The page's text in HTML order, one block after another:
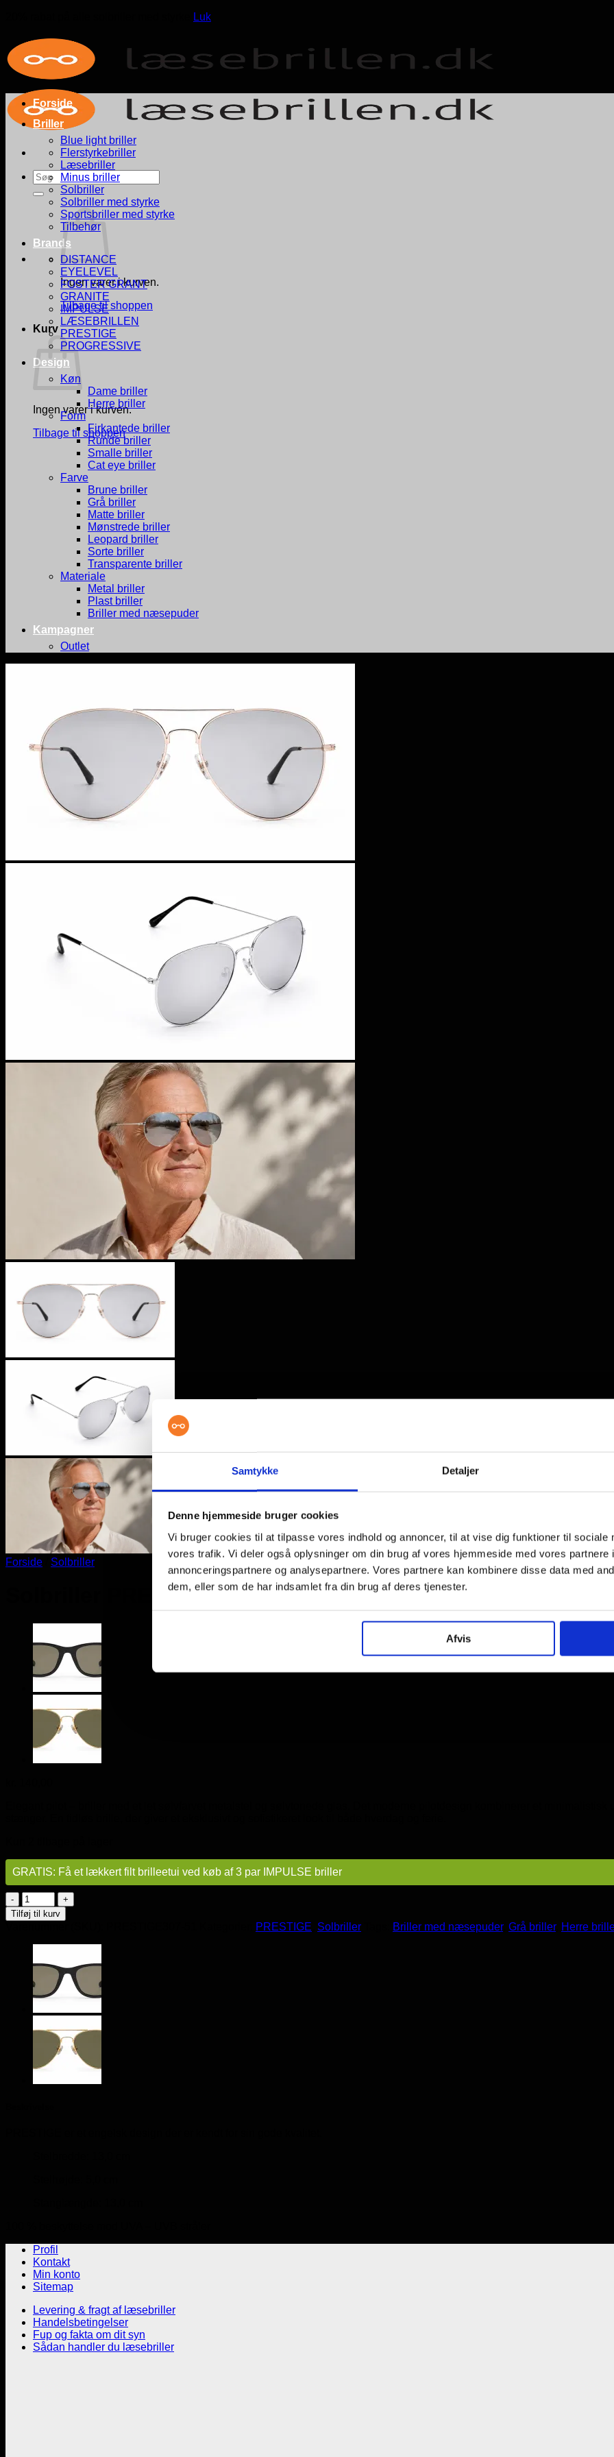
Samtykke Detaljer
Denne hjemmeside bruger cookies
Vi bruger cookies til at tilpasse vores indhold og annoncer, til at vise dig funktioner til sociale
vores trafik. Vi deler også oplysninger om din brug af vores hjemmeside med vores partnere
annonceringspartnere og analysepartnere. Vores partnere kan kombinere disse data med
dem, eller som de har indsamlet fra din brug af deres tjenester.
Afvis
Luk
Fortsæt
til
indhold
Søg
efter:
Ingen varer i kurven.
Tilbage til shoppen
Kurv
Ingen varer i kurven.
Tilbage til shoppen
Forside
Briller
Blue light briller
Flerstyrkebriller
Læsebriller
Minus briller
Solbriller
Solbriller med styrke
Sportsbriller med styrke
Tilbehør
Brands
DISTANCE
EYELEVEL
FOSTER GRANT
GRANITE
IMPULSE
LÆSEBRILLEN
PRESTIGE
PROGRESSIVE
Design
Køn
Dame briller
Herre briller
Form
Firkantede briller
Runde briller
Smalle briller
Cat eye briller
Farve
Brune briller
Grå briller
Matte briller
Mønstrede briller
Leopard briller
Sorte briller
Transparente briller
Materiale
Metal briller
Plast briller
Briller med næsepuder
Kampagner
Outlet
Forside Solbriller
Solbriller PRESTIGE Silver Parker
GRATIS: Få et lækkert filt brilleetui ved køb af 3 par IMPULSE briller
Solbriller
PRESTIGE
Silver
antal
Tilføj til kurv
PRESTIGE Solbriller Briller med næsepuder, Grå briller, Herre
Profil
Kontakt
Min konto
Sitemap
Levering & fragt af læsebriller
Handelsbetingelser
Fup og fakta om dit syn
Sådan handler du læsebriller